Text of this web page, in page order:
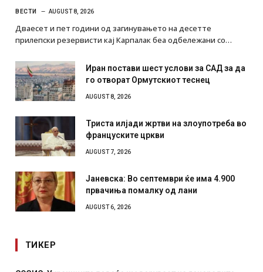
ВЕСТИ AUGUST 8, 2026
Дваесет и пет години од загинувањето на десетте
прилепски резервисти кај Карпалак беа одбележани со…
Иран постави шест услови за САД за да
го отворат Ормутскиот теснец
AUGUST 8, 2026
Триста илјади жртви на злоупотреба во
француските цркви
AUGUST 7, 2026
Јаневска: Во септември ќе има 4.900
првачиња помалку од лани
AUGUST 6, 2026
ТИКЕР